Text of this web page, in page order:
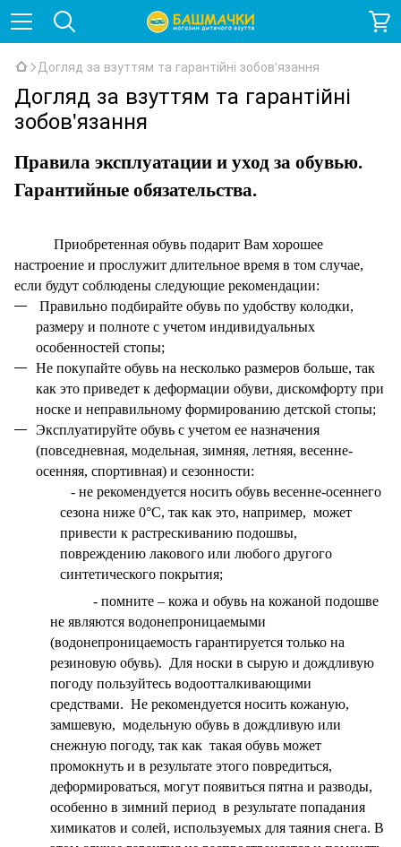
Догляд за взуттям та гарантійні зобов'язання
Догляд за взуттям та гарантійні
зобов'язання
Правила эксплуатации и уход за обувью.
Гарантийные обязательства.
Приобретенная обувь подарит Вам хорошее
настроение и прослужит длительное время в том случае,
если будут соблюдены следующие рекомендации:
Правильно подбирайте обувь по удобству колодки,
размеру и полноте с учетом индивидуальных
особенностей стопы;
Не покупайте обувь на несколько размеров больше, так
как это приведет к деформации обуви, дискомфорту при
носке и неправильному формированию детской стопы;
Эксплуатируйте обувь с учетом ее назначения
(повседневная, модельная, зимняя, летняя, весенне-
осенняя, спортивная) и сезонности:
- не рекомендуется носить обувь весенне-осеннего
сезонаниже 0°С, так как это, например, может
привести к растрескиванию подошвы,
повреждению лакового или любого другого
синтетического покрытия;
- помните – кожа и обувь на кожаной подошве
не являются водонепроницаемыми
(водонепроницаемость гарантируется только на
резиновую обувь). Для носки в сырую и дождливую
погоду пользуйтесь водоотталкивающими
средствами. Не рекомендуется носить кожаную,
замшевую, модельную обувь в дождливую или
снежную погоду, так как такая обувь может
промокнуть и в результате этого повредиться,
деформироваться, могут появиться пятна и разводы,
особенно в зимний период в результате попадания
химикатов и солей, используемых для таяния снега. В